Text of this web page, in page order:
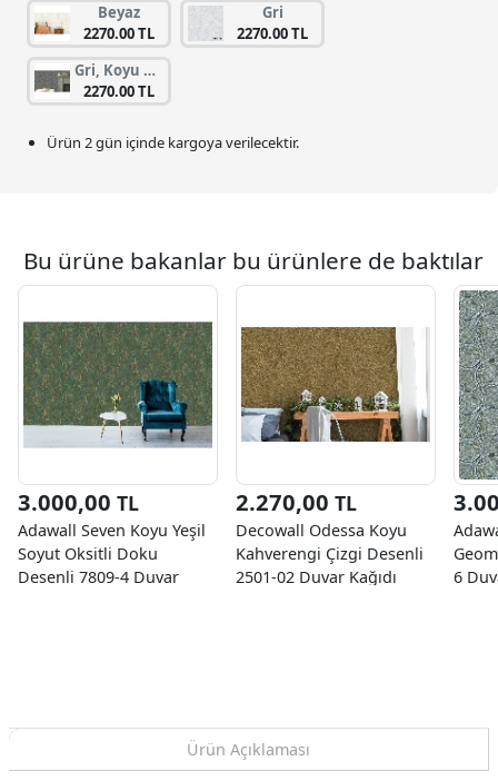
Beyaz
2270.00 TL
Gri
2270.00 TL
Gri, Koyu Gri
2270.00 TL
Ürün 2 gün içinde kargoya verilecektir.
Bu ürüne bakanlar bu ürünlere de baktılar
3.000,00 TL
Adawall Seven Koyu Yeşil
Soyut Oksitli Doku
Desenli 7809-4 Duvar
2.270,00 TL
Decowall Odessa Koyu
Kahverengi Çizgi Desenli
2501-02 Duvar Kağıdı
6
Ürün Açıklaması